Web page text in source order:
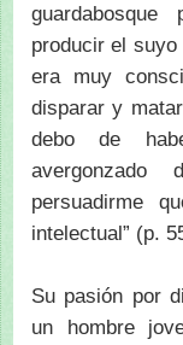
producir el suyo
era muy
disparar y
debo de
persuadirme
intelectual” (p.
Su pasión por
un hombre